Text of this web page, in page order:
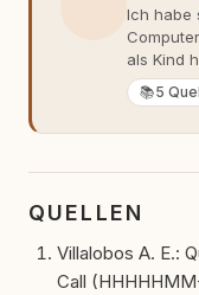
Ich habe
als Kind
meiner
getippt:
Zeit war
es mich
bewusst
kann.
📚5
QUELLEN
Villalobos A. E.:
Call